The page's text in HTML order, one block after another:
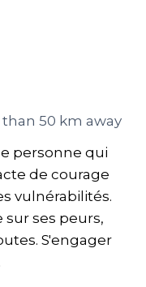
than 50 km away
personne qui
de courage
vulnérabilités.
sur ses peurs,
S'engager